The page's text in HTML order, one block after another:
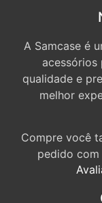
A Samcase é
acessórios
qualidade e
melhor
Compre você
pedido